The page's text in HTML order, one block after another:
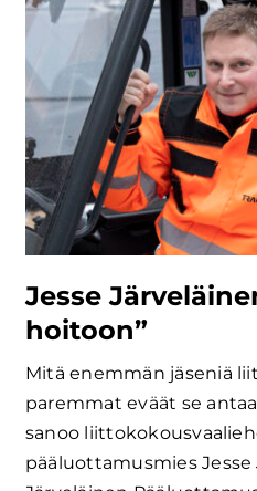
Jesse
hoitoon”
Mitä enemmän jäseniä
paremmat eväät se
sanoo
pääluottamusmies Jesse